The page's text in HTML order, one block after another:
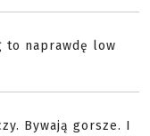
to naprawdę low
Bywają gorsze. I